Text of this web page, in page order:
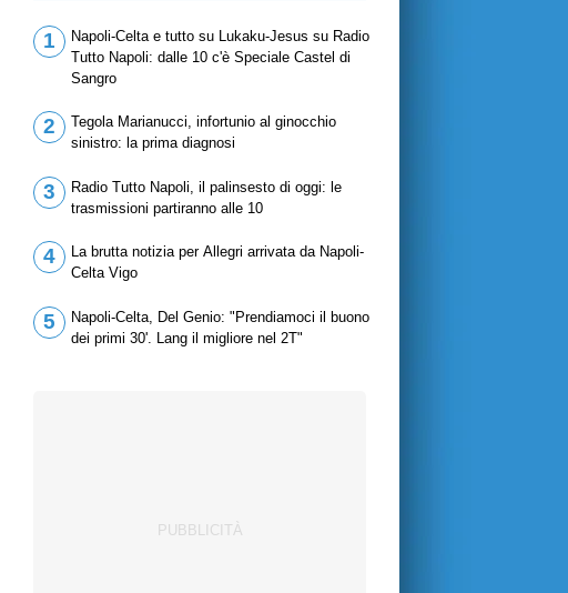
1
Napoli-Celta e tutto su Lukaku-Jesus su Radio
Tutto Napoli: dalle 10 c'è Speciale Castel di
Sangro
2
Tegola Marianucci, infortunio al ginocchio
sinistro: la prima diagnosi
3
Radio Tutto Napoli, il palinsesto di oggi: le
trasmissioni partiranno alle 10
4
La brutta notizia per Allegri arrivata da Napoli-
Celta Vigo
5
Napoli-Celta, Del Genio: "Prendiamoci il buono
dei primi 30'. Lang il migliore nel 2T"